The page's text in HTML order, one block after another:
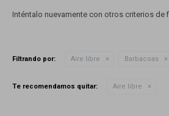
Inténtalo nuevamente con otros criterios
Filtrando por: Aire libre Barbacoas
Te recomendamos quitar: Aire libre